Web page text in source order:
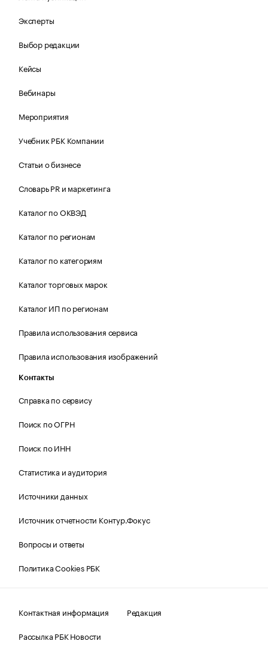
Эксперты
Выбор редакции
Кейсы
Вебинары
Мероприятия
Учебник РБК Компании
Статьи о бизнесе
Словарь PR и маркетинга
Каталог по ОКВЭД
Каталог по регионам
Каталог по категориям
Каталог торговых марок
Каталог ИП по регионам
Правила использования сервиса
Правила использования изображений
Контакты
Справка по сервису
Поиск по ОГРН
Поиск по ИНН
Статистика и аудитория
Источники данных
Источник отчетности Контур.Фокус
Вопросы и ответы
Политика Cookies РБК
Контактная информация
Редакция
Рассылка РБК Новости